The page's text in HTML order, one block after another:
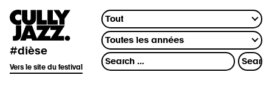
#dièse
Vers le site du festival